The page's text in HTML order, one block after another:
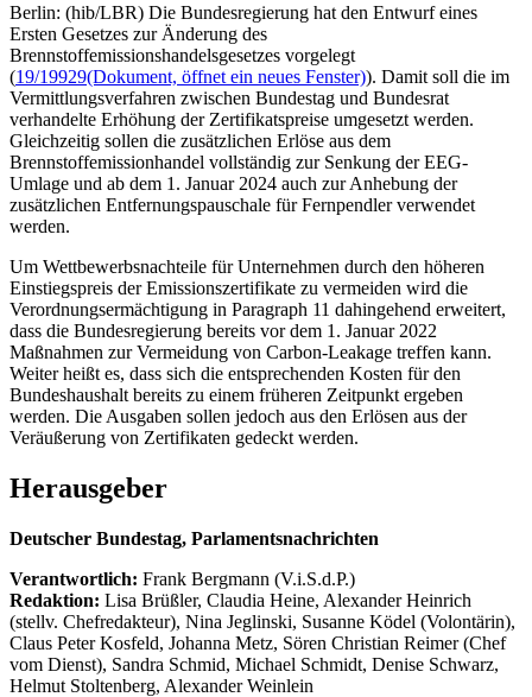
Berlin: (hib/LBR) Die Bundesregierung hat den Entwurf eines
Ersten Gesetzes zur Änderung des
Brennstoffemissionshandelsgesetzes vorgelegt
(19/19929(Dokument, öffnet ein neues Fenster)). Damit soll die im
Vermittlungsverfahren zwischen Bundestag und Bundesrat
verhandelte Erhöhung der Zertifikatspreise umgesetzt werden.
Gleichzeitig sollen die zusätzlichen Erlöse aus dem
Brennstoffemissionhandel vollständig zur Senkung der EEG-
Umlage und ab dem 1. Januar 2024 auch zur Anhebung der
zusätzlichen Entfernungspauschale für Fernpendler verwendet
werden.
Um Wettbewerbsnachteile für Unternehmen durch den höheren
Einstiegspreis der Emissionszertifikate zu vermeiden wird die
Verordnungsermächtigung in Paragraph 11 dahingehend erweitert,
dass die Bundesregierung bereits vor dem 1. Januar 2022
Maßnahmen zur Vermeidung von Carbon-Leakage treffen kann.
Weiter heißt es, dass sich die entsprechenden Kosten für den
Bundeshaushalt bereits zu einem früheren Zeitpunkt ergeben
werden. Die Ausgaben sollen jedoch aus den Erlösen aus der
Veräußerung von Zertifikaten gedeckt werden.
Herausgeber
Deutscher Bundestag, Parlamentsnachrichten
Verantwortlich: Frank Bergmann (V.i.S.d.P.)
Redaktion: Lisa Brüßler, Claudia Heine, Alexander Heinrich
(stellv. Chefredakteur), Nina Jeglinski, Susanne Ködel (Volontärin),
Claus Peter Kosfeld, Johanna Metz, Sören Christian Reimer (Chef
vom Dienst), Sandra Schmid, Michael Schmidt, Denise Schwarz,
Helmut Stoltenberg, Alexander Weinlein